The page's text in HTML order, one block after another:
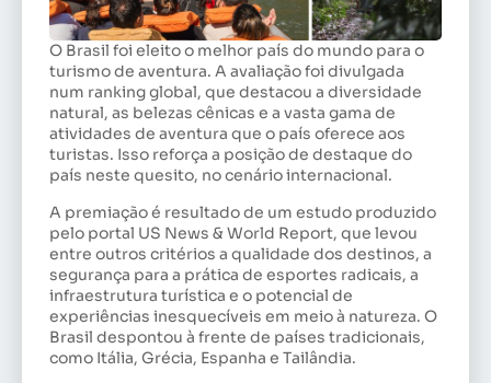
O Brasil foi eleito o melhor país do mundo para o
turismo de aventura. A avaliação foi divulgada
num ranking global, que destacou a diversidade
natural, as belezas cênicas e a vasta gama de
atividades de aventura que o país oferece aos
turistas. Isso reforça a posição de destaque do
país neste quesito, no cenário internacional.
A premiação é resultado de um estudo produzido
pelo portal US News & World Report, que levou
entre outros critérios a qualidade dos destinos, a
segurança para a prática de esportes radicais, a
infraestrutura turística e o potencial de
experiências inesquecíveis em meio à natureza. O
Brasil despontou à frente de países tradicionais,
como Itália, Grécia, Espanha e Tailândia.